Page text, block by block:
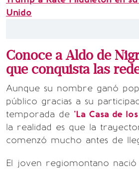
Unido
Conoce a Aldo de
que conquista las
Aunque su nombre ganó
público gracias a su
temporada de 'La Casa de
la realidad es que la
comenzó mucho antes de
El joven regiomontano